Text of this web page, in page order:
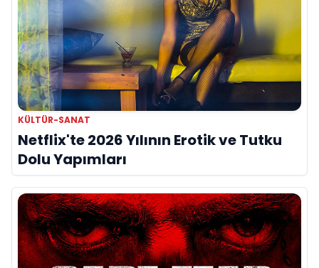
KÜLTÜR-SANAT
Netflix'te 2026 Yılının Erotik ve Tutku
Dolu Yapımları